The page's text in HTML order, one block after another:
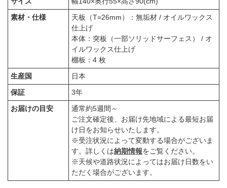
素材・仕様
天板（T=26mm）：無垢材 / オイルワックス
仕上げ
本体：突板（一部ソリッドサーフェス） / オ
イルワックス仕上げ
棚板：4 枚
生産国
日本
保証
3年
お届けの目安
通常約5週間～
ご注文確定後、お届け先地域による最短お届
け日をお知らせいたします。
※受注状況によって変動する場合がございま
す。詳しくは納期情報をご覧ください。
※天候や道路状況によってはお届け日数をい
ただく場合がございます。